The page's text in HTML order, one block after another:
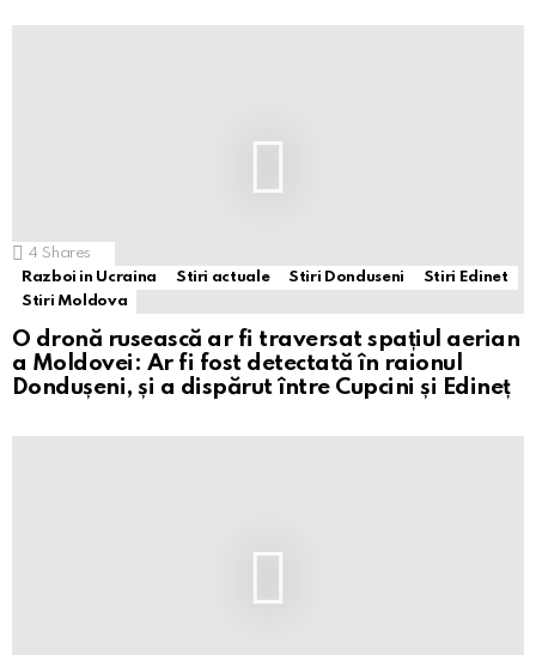
4 Shares
Razboi in Ucraina
Stiri actuale Stiri Donduseni
Stiri Edinet
Stiri Moldova
O dronă rusească ar fi traversat spațiul aerian
a Moldovei: Ar fi fost detectată în raionul
Dondușeni, și a dispărut între Cupcini și Edineț